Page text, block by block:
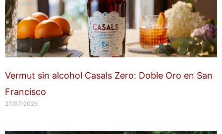
Vermut sin alcohol Casals Zero: Doble Oro en San
Francisco
27/07/2026